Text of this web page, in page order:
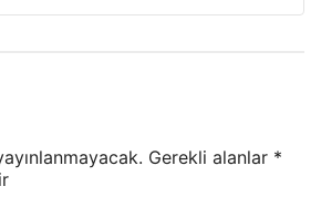
Gerekli alanlar *